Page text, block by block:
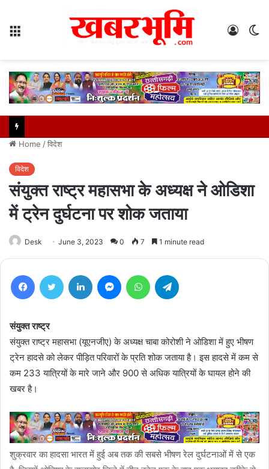
Log
Home /विदेश
विदेश
संयुक्त राष्ट्र महासभा के अध्यक्ष ने ओडिशा
में ट्रेन दुर्घटना पर शोक जताया
Desk June 3, 2023 0 7 1 minute read
FacebookTwitter LinkedIn MessengerWhatsApp
संयुक्त राष्ट्र
संयुक्त राष्ट्र महासभा (यूएनजीए) के अध्यक्ष चाबा कोरोशी ने ओडिशा में हुए भीषण
ट्रेन हादसे को लेकर पीड़ित परिवारों के प्रति शोक जताया है। इस हादसे में कम से
कम 233 यात्रियों के मारे जाने और 900 से अधिक यात्रियों के घायल होने की
खबर है।
शुक्रवार का हादसा भारत में हुई अब तक की सबसे भीषण रेल दुर्घटनाओं में से एक